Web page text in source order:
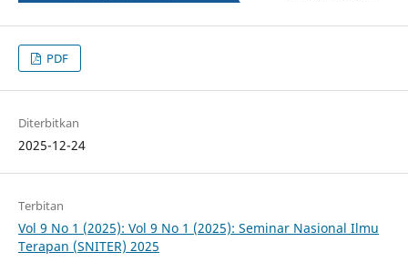
PDF
Diterbitkan
2025-12-24
Terbitan
Vol 9 No 1 (2025): Vol 9 No 1 (2025): Seminar Nasional Ilmu
Terapan (SNITER) 2025